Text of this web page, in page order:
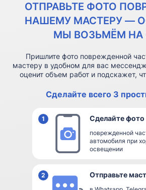
ОТПРАВЬТЕ ФОТО
НАШЕМУ МАСТЕРУ ―
МЫ ВОЗЬМЁМ НА
Пришлите фото поврежденной
мастеру в удобном для вас
оценит объем работ и подскажет,
Сделайте всего 3
1 Сделайте фото
поврежденной
автомобиля при
освещении
2 Отправьте